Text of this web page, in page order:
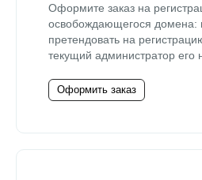
Оформите заказ на
освобождающегося домена:
претендовать на
текущий администратор его
Оформить заказ